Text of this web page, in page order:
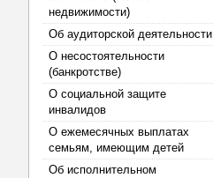
недвижимости)
Об аудиторской деятельности
О несостоятельности
(банкротстве)
О социальной защите
инвалидов
О ежемесячных выплатах
семьям, имеющим детей
Об исполнительном